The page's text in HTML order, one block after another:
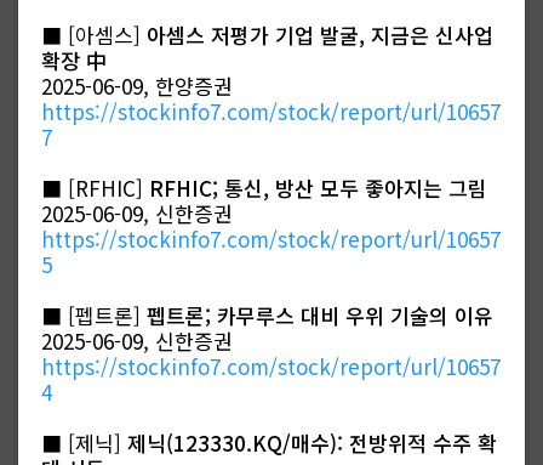
■ [아셈스] 아셈스 저평가 기업 발굴, 지금은 신사업
확장 中
2025-06-09, 한양증권
https://stockinfo7.com/stock/report/url/10657
7
■ [RFHIC] RFHIC; 통신, 방산 모두 좋아지는 그림
2025-06-09, 신한증권
https://stockinfo7.com/stock/report/url/10657
5
■ [펩트론] 펩트론; 카무루스 대비 우위 기술의 이유
2025-06-09, 신한증권
https://stockinfo7.com/stock/report/url/10657
4
■ [제닉] 제닉(123330.KQ/매수): 전방위적 수주 확